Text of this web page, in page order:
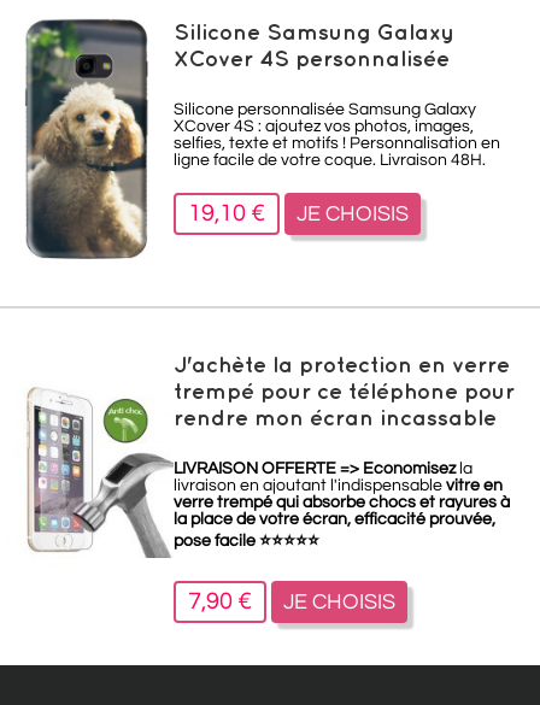
Silicone Samsung Galaxy
XCover 4S personnalisée
Silicone personnalisée Samsung Galaxy
XCover 4S : ajoutez vos photos, images,
selfies, texte et motifs ! Personnalisation en
ligne facile de votre coque. Livraison 48H.
19,10 € JE CHOISIS
J'achète la protection en verre
trempé pour ce téléphone pour
rendre mon écran incassable
LIVRAISON OFFERTE => Economisezla
livraison en ajoutant l'indispensable vitre en
verre trempé qui absorbe chocs et rayures à
la place de votre écran, efficacité prouvée,
pose facile ⭐⭐⭐⭐⭐
7,90 € JE CHOISIS